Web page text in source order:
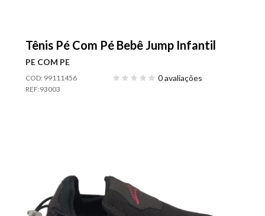
Tênis Pé Com Pé Bebê Jump Infantil
PE COM PE
COD: 99111456
REF:93003
0 avaliações